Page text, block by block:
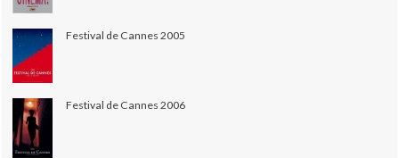
Festival de Cannes 2005
Festival de Cannes 2006